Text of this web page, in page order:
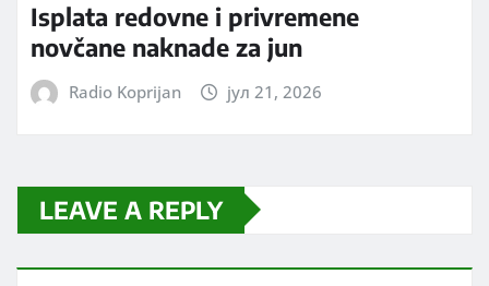
Isplata redovne i privremene
novčane naknade za jun
Radio Koprijan јул 21, 2026
LEAVE A REPLY